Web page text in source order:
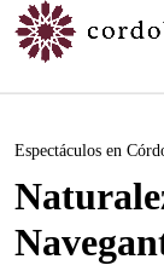
Este evento ha
Espectáculos en